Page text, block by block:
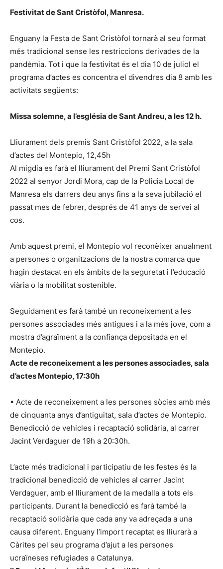
Festivitat de Sant Cristòfol, Manresa.
Enguany la Festa de Sant Cristòfol tornarà al seu format
més tradicional sense les restriccions derivades de la
pandèmia. Tot i que la festivitat és el dia 10 de juliol el
programa d’actes es concentra el divendres dia 8 amb les
activitats següents:
Missa solemne, a l’església de Sant Andreu, a les 12 h.
Lliurament dels premis Sant Cristòfol 2022, a la sala
d’actes del Montepio, 12,45h
Al migdia es farà el lliurament del Premi Sant Cristòfol
2022 al senyor Jordi Mora, cap de la Policia Local de
Manresa els darrers deu anys fins a la seva jubilació el
passat mes de febrer, després de 41 anys de servei al
cos.
Amb aquest premi, el Montepio vol reconèixer anualment
a persones o organitzacions de la nostra comarca que
hagin destacat en els àmbits de la seguretat i l’educació
viària o la mobilitat sostenible.
Seguidament es farà també un reconeixement a les
persones associades més antigues i a la més jove, com a
mostra d’agraïment a la confiança depositada en el
Montepio.
Acte de reconeixement a les persones associades, sala
d’actes Montepio, 17:30h
• Acte de reconeixement a les persones sòcies amb més
de cinquanta anys d’antiguitat, sala d’actes de Montepio.
Benedicció de vehicles i recaptació solidària, al carrer
Jacint Verdaguer de 19h a 20:30h.
L’acte més tradicional i participatiu de les festes és la
tradicional benedicció de vehicles al carrer Jacint
Verdaguer, amb el lliurament de la medalla a tots els
participants. Durant la benedicció es farà també la
recaptació solidària que cada any va adreçada a una
causa diferent. Enguany l’import recaptat es lliurarà a
Càrites pel seu programa d’ajut a les persones
ucraïneses refugiades a Catalunya.